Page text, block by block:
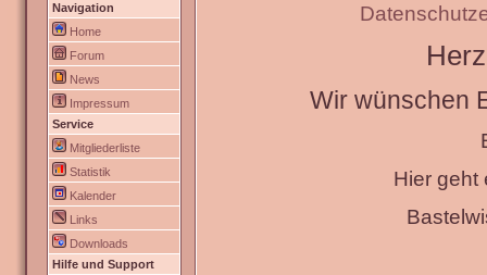
Navigation
Home
Forum
News
Impressum
Service
Mitgliederliste
Statistik
Kalender
Links
Downloads
Hilfe und Support
Wir wünschen
Hier geht